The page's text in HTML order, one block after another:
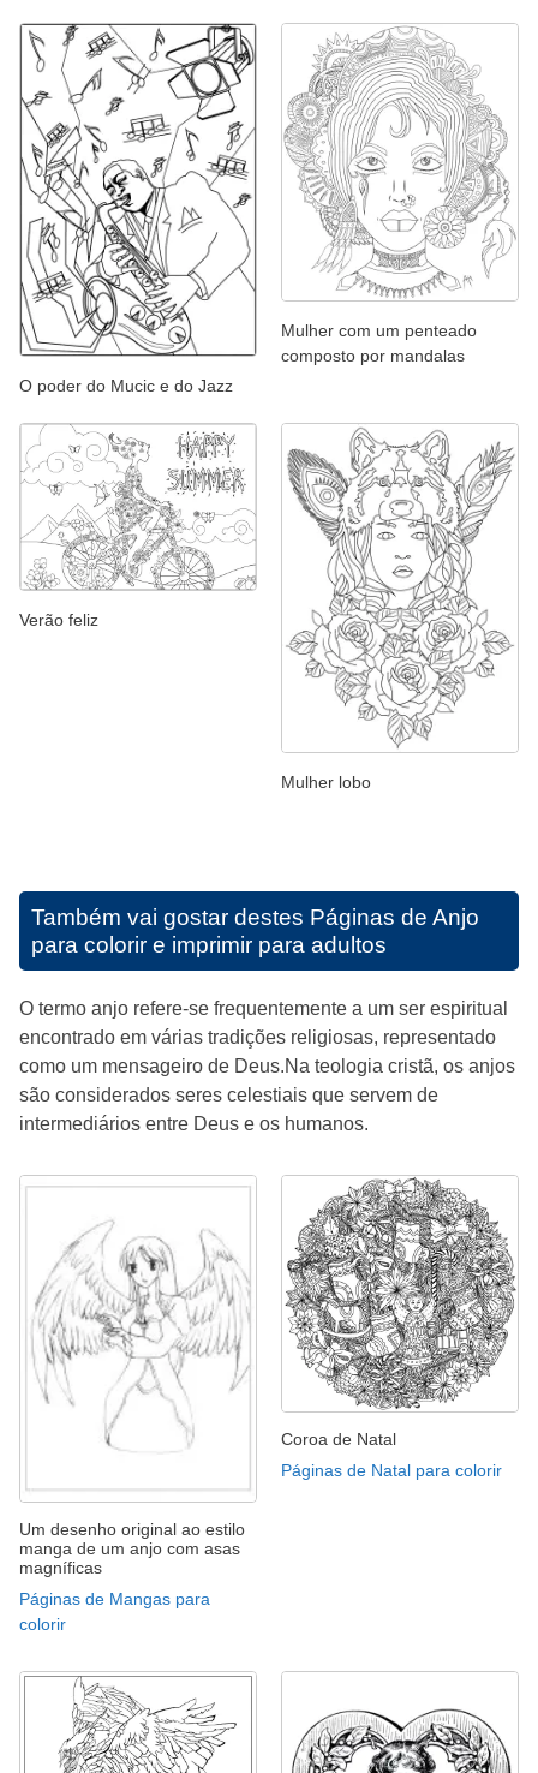
O poder do Mucic e do Jazz
Mulher com um penteado
composto por mandalas
Verão feliz
Mulher lobo
Também vai gostar destes Páginas de Anjo
para colorir e imprimir para adultos
O termo anjo refere-se frequentemente a um ser espiritual
encontrado em várias tradições religiosas, representado
como um mensageiro de Deus.Na teologia cristã, os anjos
são considerados seres celestiais que servem de
intermediários entre Deus e os humanos.
Um desenho original ao estilo
manga de um anjo com asas
magníficas
Páginas de Mangas para
colorir
Coroa de Natal
Páginas de Natal para colorir